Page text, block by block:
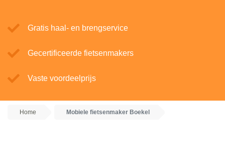
Gratis haal- en brengservice
Gecertificeerde fietsenmakers
Vaste voordeelprijs
Home Mobiele fietsenmaker Boekel